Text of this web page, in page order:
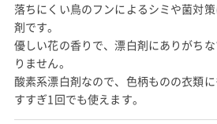
落ちにくい鳥のフンによるシミや菌対
剤です。
優しい花の香りで、漂白剤にありがち
りません。
酸素系漂白剤なので、色柄ものの衣類に
すすぎ1回でも使えます。